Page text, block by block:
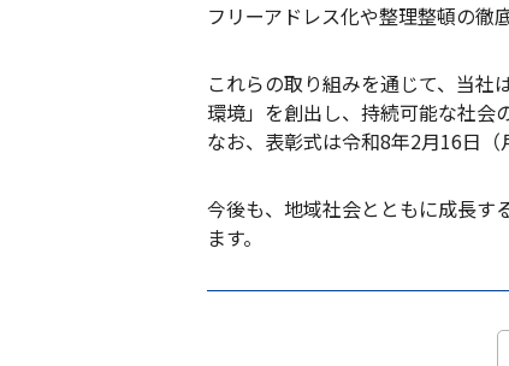
フリーアドレス化や整理整頓の徹
これらの取り組みを通じて、当社
環境」を創出し、持続可能な社会
なお、表彰式は令和8年2月16日（
今後も、地域社会とともに成長す
ます。